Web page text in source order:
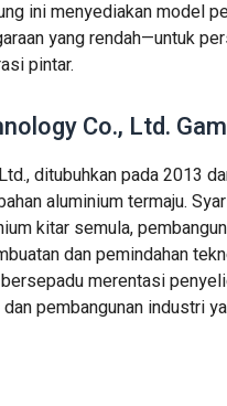
ini menyediakan model
yang rendah—untuk
pintar.
Co., Ltd.
ditubuhkan pada 2013
aluminium termaju.
kitar semula,
dan pemindahan
merentasi
pembangunan industri